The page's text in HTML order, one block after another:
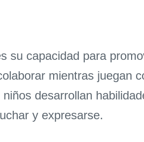
su capacidad para
mientras juegan
desarrollan
y expresarse.